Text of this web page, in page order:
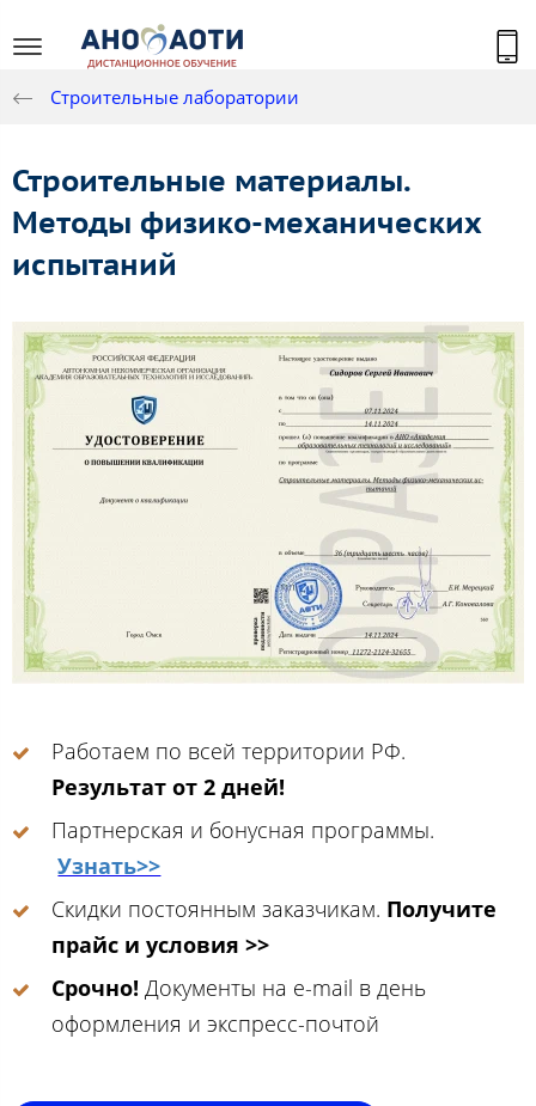
Строительные лаборатории
Строительные материалы.
Методы физико-механических
испытаний
Работаем по всей территории РФ.
Результат от 2 дней!
Партнерская и бонусная программы.
Узнать>>
Скидки постоянным заказчикам. Получите
прайс и условия >>
Срочно! Документы на e-mail в день
оформления и экспресс-почтой